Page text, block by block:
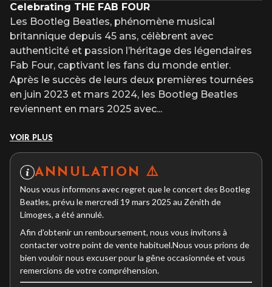
Celebrating THE FAB FOUR
Les Bootleg Beatles, phénomène musical
britannique depuis 45 ans, célèbrent avec
authenticité et passion l’héritage des légendaires
Fab Four, captivant les fans du monde entier.
Après le succès de leurs deux premières tournées
en juin 2023 et mars 2024, les Bootleg Beatles
reviennent en mars 2025 avec...
VOIR PLUS
ANNULATION ⚠️
Nous vous informons avec regret que le concert des Bootleg
Beatles, prévu le mercredi 19 mars 2025 au Zénith de
Limoges, a été annulé.
Afin d’obtenir un remboursement, nous vous invitons à
contacter votre point de vente habituel.Nous vous prions de
bien vouloir nous excuser pour la gêne occasionnée et vous
remercions de votre compréhension.